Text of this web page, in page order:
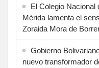
El Colegio
Mérida lamenta el
Zoraida Mora de
Gobierno
nuevo transformador